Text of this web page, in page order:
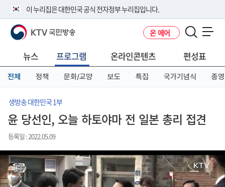
이 누리집은 대한민국 공식 전자정부 누리집입니다.
공식 누리집 주소 확인하기
니다.
이밖에 or.kr 또는 .kr등 다른 도메인 주소를 사용하고 있다면 아래 URL에
서 도메인 주소를 확인해 보세요
KTV 국민방송 온 에어
뉴스 프로그램 온라인콘텐츠 편성표
전체 정책 문화/교양 보도 특집 국가기념식 종영
생방송 대한민국 1부
윤 당선인, 오늘 하토야마 전 일본 총리 접견
등록일 : 2022.05.09